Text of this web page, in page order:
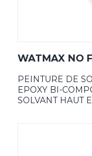
WATMAX NO
PEINTURE DE
EPOXY BI-
SOLVANT HAUT